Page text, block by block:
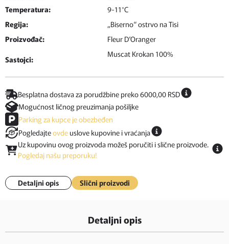
Temperatura:
9-11°C
Regija:
„Biserno“ ostrvo na Tisi
Proizvođač:
Fleur D‘Oranger
Sastojci:
Muscat Krokan 100%
Besplatna dostava za porudžbine preko 6000,00 RSD
Mogućnost ličnog preuzimanja pošiljke
Parking za kupce je obezbeđen
Pogledajteovde uslove kupovine i vraćanja
Uz kupovinu ovog proizvoda možeš poručiti i slične proizvode.
Pogledaj našu preporuku!
Detaljni opis Slični proizvodi
Detaljni opis